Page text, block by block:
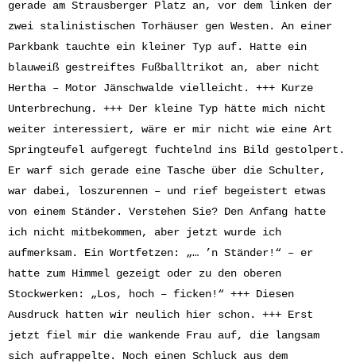
gerade am Strausberger Platz an, vor dem linken der
zwei stalinistischen Torhäuser gen Westen. An einer
Parkbank tauchte ein kleiner Typ auf. Hatte ein
blauweiß gestreiftes Fußballtrikot an, aber nicht
Hertha – Motor Jänschwalde vielleicht. +++ Kurze
Unterbrechung. +++ Der kleine Typ hätte mich nicht
weiter interessiert, wäre er mir nicht wie eine Art
Springteufel aufgeregt fuchtelnd ins Bild gestolpert.
Er warf sich gerade eine Tasche über die Schulter,
war dabei, loszurennen – und rief begeistert etwas
von einem Ständer. Verstehen Sie? Den Anfang hatte
ich nicht mitbekommen, aber jetzt wurde ich
aufmerksam. Ein Wortfetzen: „… ’n Ständer!“ – er
hatte zum Himmel gezeigt oder zu den oberen
Stockwerken: „Los, hoch – ficken!“ +++ Diesen
Ausdruck hatten wir neulich hier schon. +++ Erst
jetzt fiel mir die wankende Frau auf, die langsam
sich aufrappelte. Noch einen Schluck aus dem